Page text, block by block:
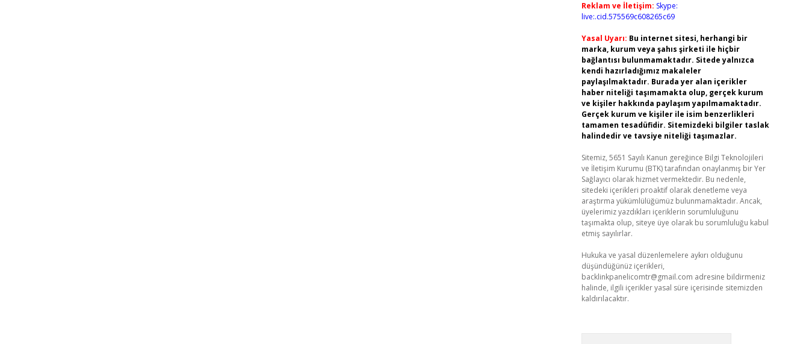
Reklam ve İletişim: Skype:
live:.cid.575569c608265c69
Yasal Uyarı: Bu internet sitesi, herhangi bir
marka, kurum veya şahıs şirketi ile hiçbir
bağlantısı bulunmamaktadır. Sitede yalnızca
kendi hazırladığımız makaleler
paylaşılmaktadır. Burada yer alan içerikler
haber niteliği taşımamakta olup, gerçek kurum
ve kişiler hakkında paylaşım yapılmamaktadır.
Gerçek kurum ve kişiler ile isim benzerlikleri
tamamen tesadüfidir. Sitemizdeki bilgiler taslak
halindedir ve tavsiye niteliği taşımazlar.
Sitemiz, 5651 Sayılı Kanun gereğince Bilgi Teknolojileri
ve İletişim Kurumu (BTK) tarafından onaylanmış bir Yer
Sağlayıcı olarak hizmet vermektedir. Bu nedenle,
sitedeki içerikleri proaktif olarak denetleme veya
araştırma yükümlülüğümüz bulunmamaktadır. Ancak,
üyelerimiz yazdıkları içeriklerin sorumluluğunu
taşımakta olup, siteye üye olarak bu sorumluluğu kabul
etmiş sayılırlar.
Hukuka ve yasal düzenlemelere aykırı olduğunu
düşündüğünüz içerikleri,
backlinkpanelicomtr@gmail.com adresine bildirmeniz
halinde, ilgili içerikler yasal süre içerisinde sitemizden
kaldırılacaktır.